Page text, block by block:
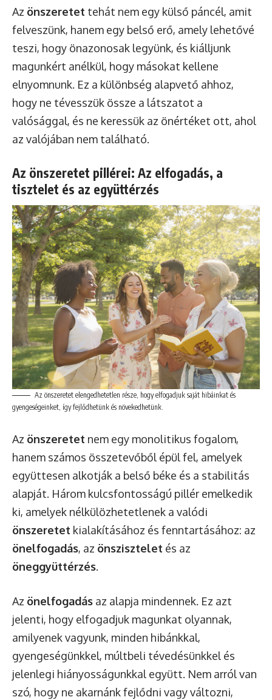
Az önszeretet tehát nem egy külső páncél, amit
felveszünk, hanem egy belső erő, amely lehetővé
teszi, hogy önazonosak legyünk, és kiálljunk
magunkért anélkül, hogy másokat kellene
elnyomnunk. Ez a különbség alapvető ahhoz,
hogy ne tévesszük össze a látszatot a
valósággal, és ne keressük az önértéket ott, ahol
az valójában nem található.
Az önszeretet pillérei: Az elfogadás, a
tisztelet és az együttérzés
Az önszeretet elengedhetetlen része, hogy elfogadjuk saját hibáinkat és
gyengeségeinket, így fejlődhetünk és növekedhetünk.
Az önszeretet nem egy monolitikus fogalom,
hanem számos összetevőből épül fel, amelyek
együttesen alkotják a belső béke és a stabilitás
alapját. Három kulcsfontosságú pillér emelkedik
ki, amelyek nélkülözhetetlenek a valódi
önszeretet kialakításához és fenntartásához: az
önelfogadás, az önszisztelet és az
öneggyüttérzés.
Az önelfogadás az alapja mindennek. Ez azt
jelenti, hogy elfogadjuk magunkat olyannak,
amilyenek vagyunk, minden hibánkkal,
gyengeségünkkel, múltbeli tévedésünkkel és
jelenlegi hiányosságunkkal együtt. Nem arról van
szó, hogy ne akarnánk fejlődni vagy változni,